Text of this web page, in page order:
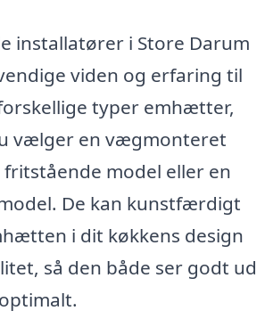
installatører i Store Darum
viden og erfaring til
typer emhætter,
vælger en vægmonteret
model eller en
De kan kunstfærdigt
i dit køkkens design
så den både ser godt ud